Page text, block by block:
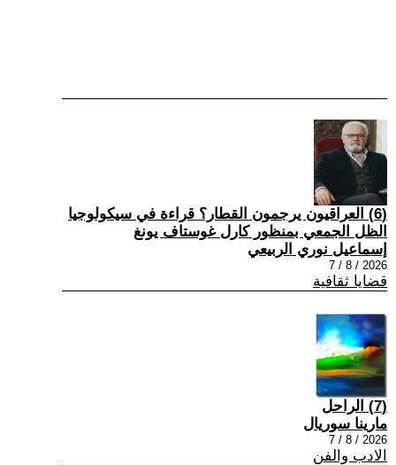
(6) العراقيون يرجمون القطار؟ قراءة في سيكولوجيا
الظل الجمعي بمنظور كارل غوستاف يونغ
إسماعيل نوري الربيعي
2026 / 8 / 7
قضايا ثقافية
(7) الراحل
مارينا سوريال
2026 / 8 / 7
الادب والفن